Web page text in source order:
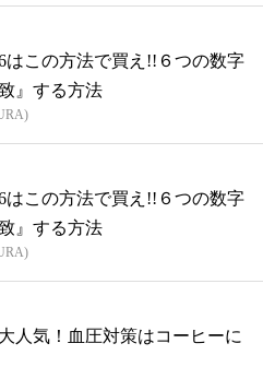
はこの方法で買え!!６つの数字
』する方法
はこの方法で買え!!６つの数字
』する方法
人気！血圧対策はコーヒーに